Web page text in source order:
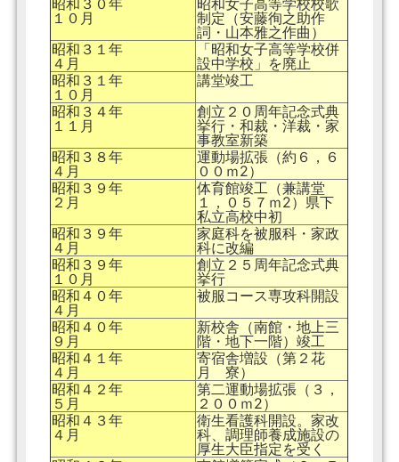
昭和３０年
１０月
昭和女子高等学校校歌
制定（安藤徇之助作
詞・山本雅之作曲）
昭和３１年
４月
「昭和女子高等学校併
設中学校」を廃止
昭和３１年
１０月
講堂竣工
昭和３４年
１１月
創立２０周年記念式典
挙行・和裁・洋裁・家
事教室新築
昭和３８年
４月
運動場拡張（約６，６
００ｍ2）
昭和３９年
２月
体育館竣工（兼講堂
１，０５７ｍ2）県下
私立高校中初
昭和３９年
４月
家庭科を被服科・家政
科に改編
昭和３９年
１０月
創立２５周年記念式典
挙行
昭和４０年
４月
被服コース専攻科開設
昭和４０年
９月
新校舎（南館・地上三
階・地下一階）竣工
昭和４１年
４月
寄宿舎増設（第２花
月 寮）
昭和４２年
５月
第二運動場拡張（３，
２００ｍ2）
昭和４３年
４月
衛生看護科開設。家改
科、調理師養成施設の
厚生大臣指定を受く